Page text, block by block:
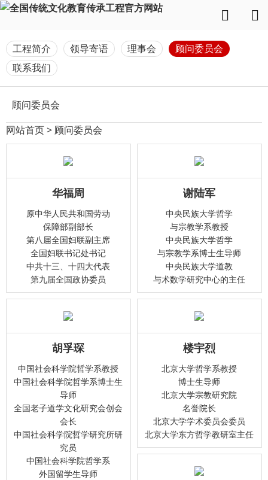
工程简介 领导寄语 理事会
顾问委员会
联系我们
顾问委员会
网站首页> 顾问委员会
华福周
原中华人民共和国劳动
保障部副部长
第八届全国妇联副主席
全国妇联书记处书记
中共十三、十四大代表
第九届全国政协委员
谢陆军
中央民族大学哲学
与宗教学系教授
中央民族大学哲学
与宗教学系博士生导师
中央民族大学道教
与术数学研究中心的主任
胡孚琛
中国社会科学院哲学系教授
中国社会科学院哲学系博士生
导师
全国老子道学文化研究会创会
会长
中国社会科学院哲学研究所研
究员
中国社会科学院哲学系
外国留学生导师
楼宇烈
北京大学哲学系教授
博士生导师
北京大学宗教研究院
名誉院长
北京大学学术委员会委员
北京大学东方哲学教研室主任